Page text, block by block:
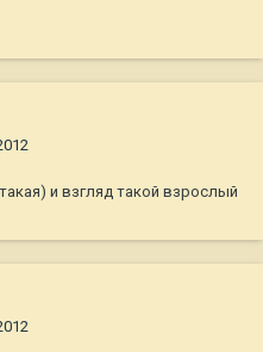
и взгляд такой взрослый